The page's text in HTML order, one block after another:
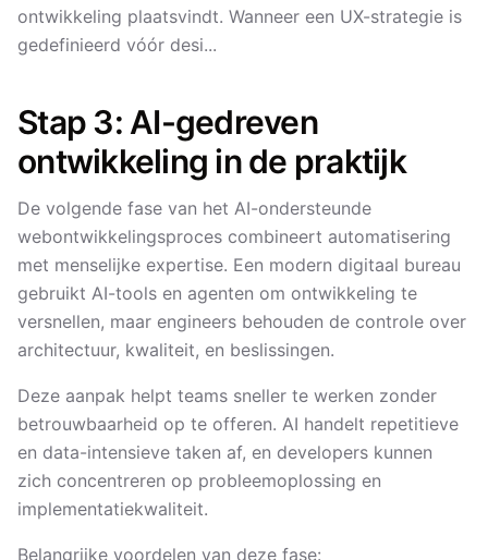
ontwikkeling plaatsvindt. Wanneer een UX-strategie is
gedefinieerd vóór desi...
Stap 3: AI-gedreven
ontwikkeling in de praktijk
De volgende fase van het AI-ondersteunde
webontwikkelingsproces combineert automatisering
met menselijke expertise. Een modern digitaal bureau
gebruikt AI-tools en agenten om ontwikkeling te
versnellen, maar engineers behouden de controle over
architectuur, kwaliteit, en beslissingen.
Deze aanpak helpt teams sneller te werken zonder
betrouwbaarheid op te offeren. AI handelt repetitieve
en data-intensieve taken af, en developers kunnen
zich concentreren op probleemoplossing en
implementatiekwaliteit.
Belangrijke voordelen van deze fase: